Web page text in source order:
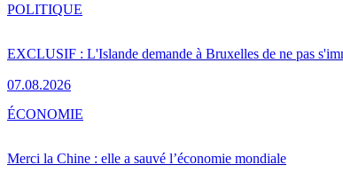
EXCLUSIF : L'Islande demande à Bruxelles de ne pas
07.08.2026
POLITIQUE
Merci la Chine : elle a sauvé l’économie mondiale
ÉCONOMIE